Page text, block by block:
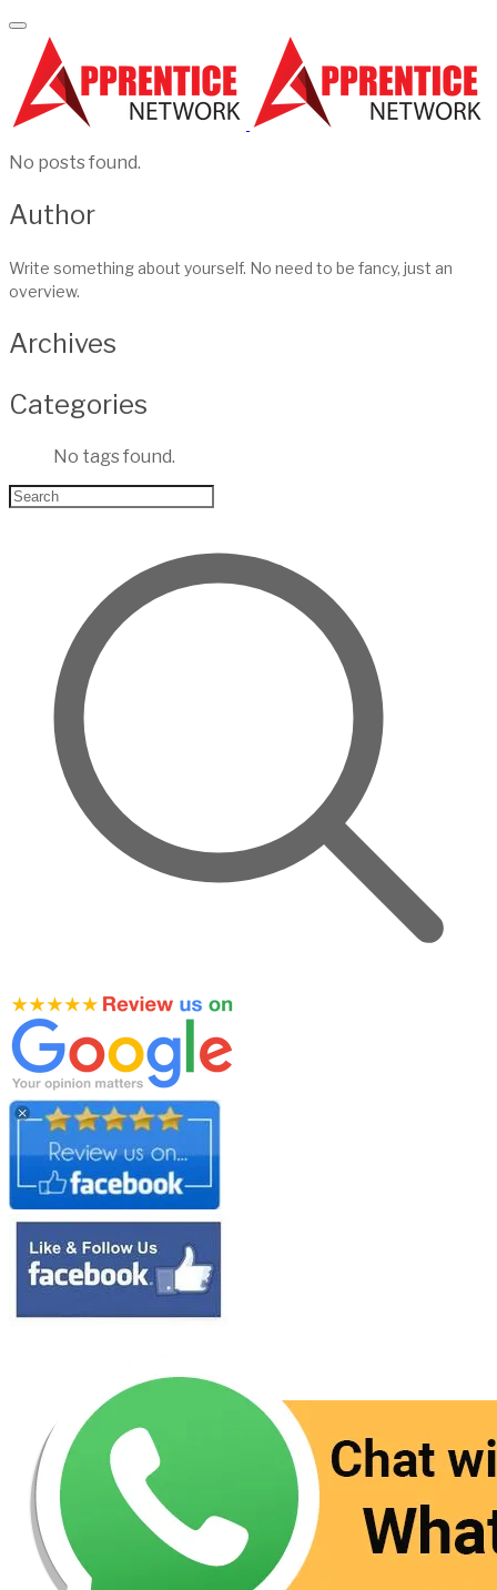
No posts found.
Author
Write something about yourself. No need to be fancy, just an
overview.
Archives
Categories
No tags found.